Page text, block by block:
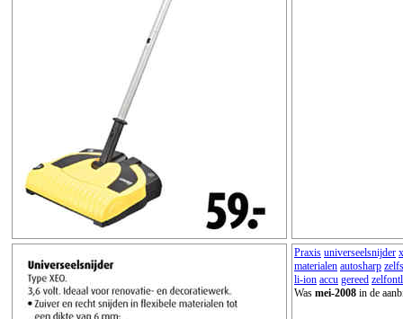
Praxis universeelsnijder
materialen autosharp
li-ion accu gereed
Was mei-2008 in de